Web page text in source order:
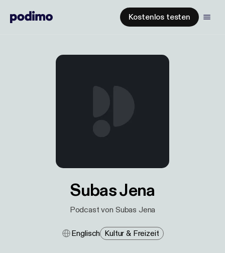
Kostenlos testen
Subas Jena
Podcast von Subas Jena
Englisch Kultur & Freizeit